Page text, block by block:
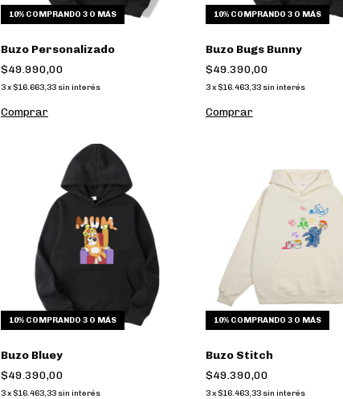
10% COMPRANDO 3 O MÁS
Buzo Personalizado
$49.990,00
3x $16.663,33 sin interés
Comprar
10% COMPRANDO 3 O MÁS
Buzo Bugs Bunny
$49.390,00
3x $16.463,33 sin interés
Comprar
10% COMPRANDO 3 O MÁS
Buzo Bluey
$49.390,00
3x $16.463,33 sin interés
10% COMPRANDO 3 O MÁS
Buzo Stitch
$49.390,00
3x $16.463,33 sin interés